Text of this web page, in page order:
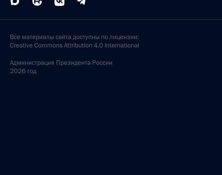
Все материалы сайта доступны по лицензии:
Creative Commons Attribution 4.0 International
Администрация Президента России
2026 год